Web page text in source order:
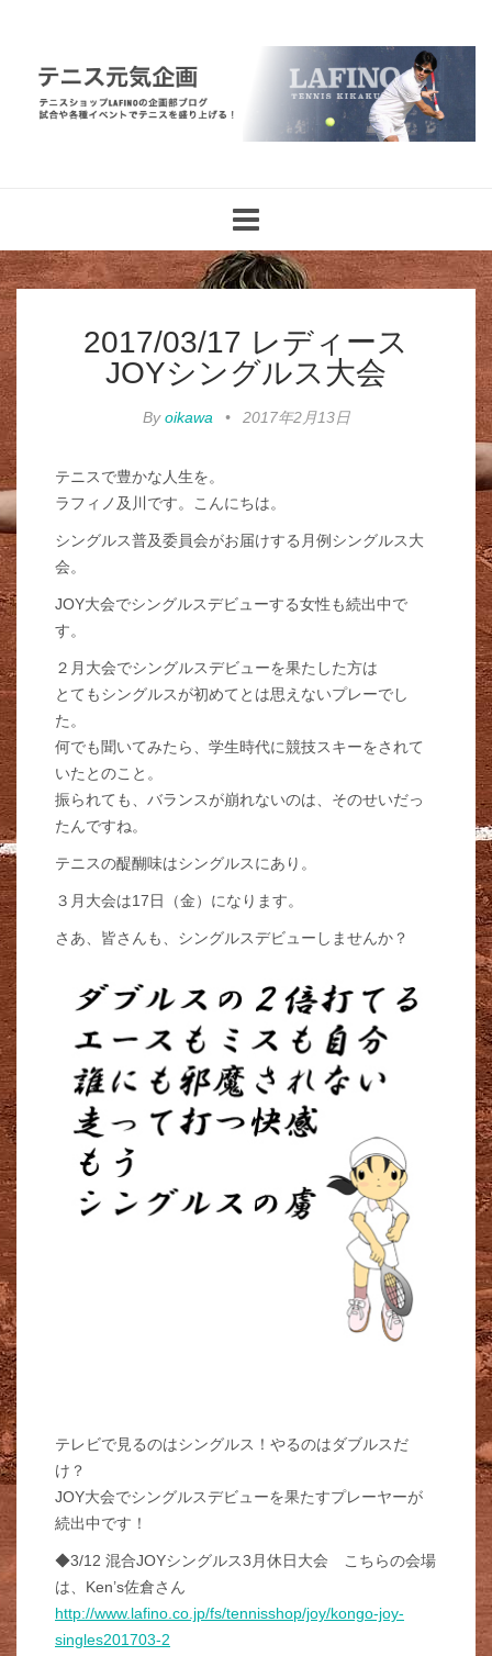
navigation
2017/03/17 レディース
JOYシングルス大会
Byoikawa • 2017年2月13日
テニスで豊かな人生を。
ラフィノ及川です。こんにちは。
シングルス普及委員会がお届けする月例シングルス大
会。
JOY大会でシングルスデビューする女性も続出中で
す。
２月大会でシングルスデビューを果たした方は
とてもシングルスが初めてとは思えないプレーでし
た。
何でも聞いてみたら、学生時代に競技スキーをされて
いたとのこと。
振られても、バランスが崩れないのは、そのせいだっ
たんですね。
テニスの醍醐味はシングルスにあり。
３月大会は17日（金）になります。
さあ、皆さんも、シングルスデビューしませんか？
テレビで見るのはシングルス！やるのはダブルスだ
け？
JOY大会でシングルスデビューを果たすプレーヤーが
続出中です！
◆3/12 混合JOYシングルス3月休日大会 こちらの会場
は、Ken’s佐倉さん
http://www.lafino.co.jp/fs/tennisshop/joy/kongo-joy-
singles201703-2